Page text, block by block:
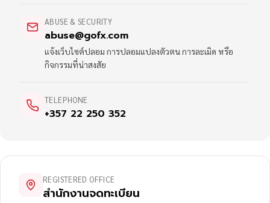
ABUSE & SECURITY
abuse@gofx.com
แจ้งเว็บไซต์ปลอม การปลอมแปลงตัวตน การละเมิด หรือ
กิจกรรมที่น่าสงสัย
TELEPHONE
+357 22 250 352
REGISTERED OFFICE
สำนักงานจดทะเบียน